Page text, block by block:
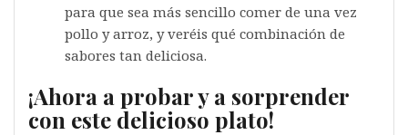
para que sea más sencillo comer de una vez
pollo y arroz, y veréis qué combinación de
sabores tan deliciosa.
¡Ahora a probar y a sorprender
con este delicioso plato!